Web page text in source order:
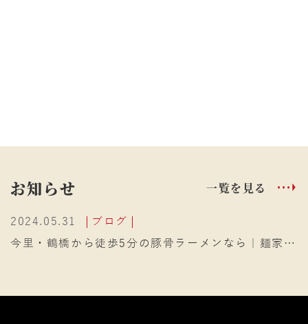
お知らせ 一覧を見る
2024.05.31
ブログ
今里・鶴橋から徒歩5分の豚骨ラーメンなら｜麺家武